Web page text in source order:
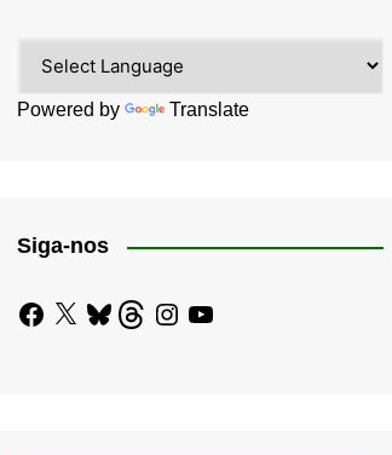
Powered by Translate
Siga-nos
Facebook
X BlueskyThreadsInstagram
YouTube